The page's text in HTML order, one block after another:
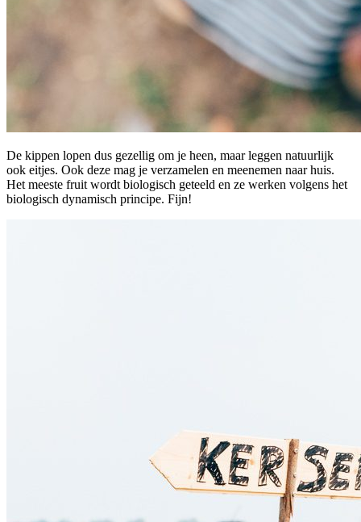
De kippen lopen dus gezellig om je heen, maar leggen natuurlijk
ook eitjes. Ook deze mag je verzamelen en meenemen naar huis.
Het meeste fruit wordt biologisch geteeld en ze werken volgens het
biologisch dynamisch principe. Fijn!